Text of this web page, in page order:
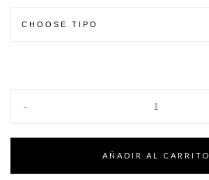
precios:
-
AÑADIR AL CARRITO